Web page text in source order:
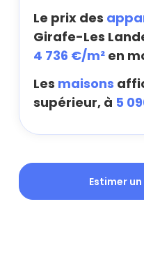
Le prix des
Girafe-Les
4 736 €/m² en
Les maisons
supérieur, à 5
Estimer